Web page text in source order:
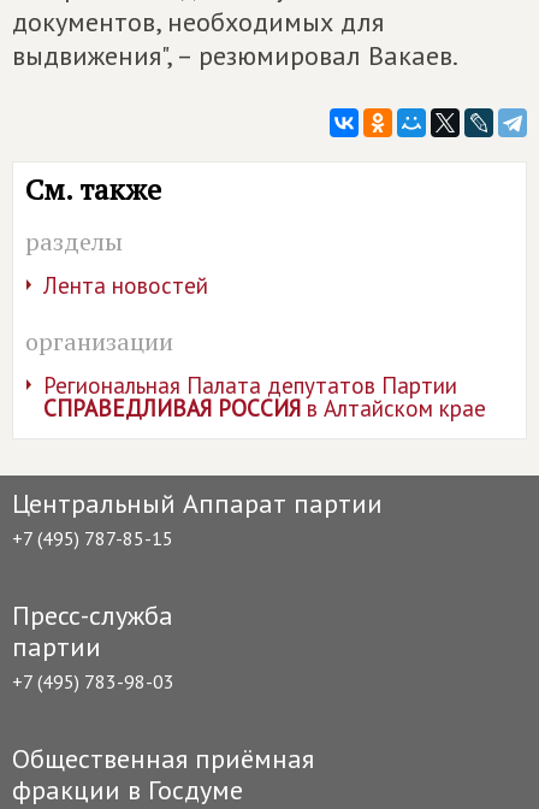
документов, необходимых для
выдвижения", – резюмировал Вакаев.
См. также
разделы
Лента новостей
организации
Региональная Палата депутатов Партии
СПРАВЕДЛИВАЯ РОССИЯв Алтайском крае
Центральный Аппарат партии
+7 (495) 787-85-15
Пресс-служба
партии
+7 (495) 783-98-03
Общественная приёмная
фракции в Госдуме